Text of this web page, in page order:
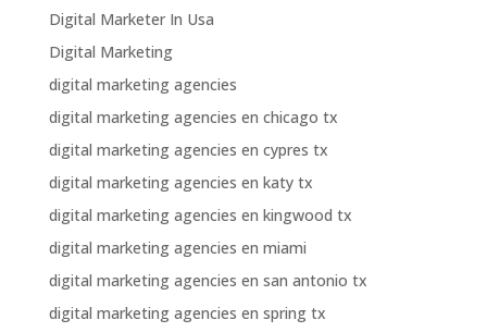
Digital Marketer In Usa
Digital Marketing
digital marketing agencies
digital marketing agencies en chicago tx
digital marketing agencies en cypres tx
digital marketing agencies en katy tx
digital marketing agencies en kingwood tx
digital marketing agencies en miami
digital marketing agencies en san antonio tx
digital marketing agencies en spring tx